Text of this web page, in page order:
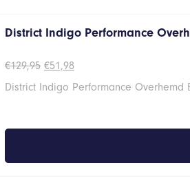
District Indigo Performance
€129,95 Oorspronkelijke
was:
€51,98Huidige
is:
District Indigo Performance Overhemd